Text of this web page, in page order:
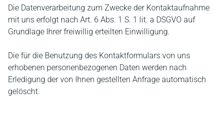
Die Datenverarbeitung zum Zwecke der Kontaktaufnahme
mit uns erfolgt nach Art. 6 Abs. 1 S. 1 lit. a DSGVO auf
Grundlage Ihrer freiwillig erteilten Einwilligung.
Die für die Benutzung des Kontaktformulars von uns
erhobenen personenbezogenen Daten werden nach
Erledigung der von Ihnen gestellten Anfrage automatisch
gelöscht.